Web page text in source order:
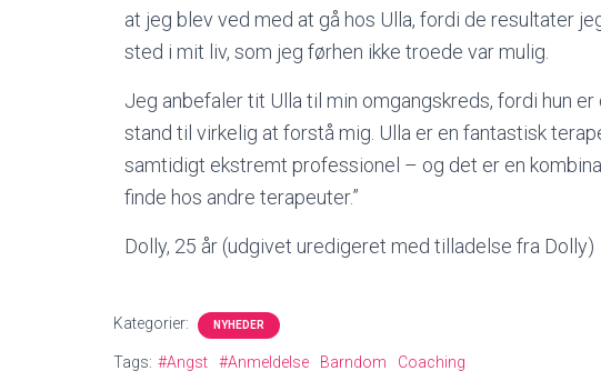
at jeg blev ved med at gå hos Ulla, fordi de resultater
sted i mit liv, som jeg førhen ikke troede var mulig.
Jeg anbefaler tit Ulla til min omgangskreds, fordi hun
stand til virkelig at forstå mig. Ulla er en fantastisk
samtidigt ekstremt professionel – og det er en
finde hos andre terapeuter.”
Dolly, 25 år (udgivet uredigeret med tilladelse fra Dolly)
Kategorier: NYHEDER
Tags: #Angst #Anmeldelse Barndom
Coaching